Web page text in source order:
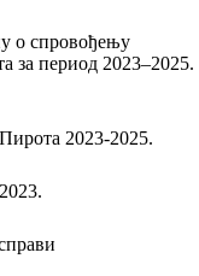
о спровођењу
за период 2023–2025.
2023-2025.